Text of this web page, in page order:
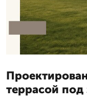
террасой под